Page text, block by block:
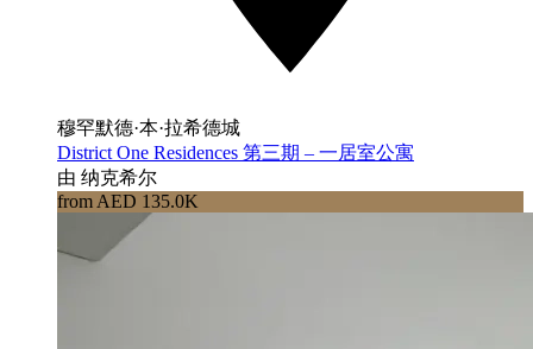
穆罕默德·本·拉希德城
District One Residences 第三期 – 一居室公寓
由 纳克希尔
from AED 135.0K